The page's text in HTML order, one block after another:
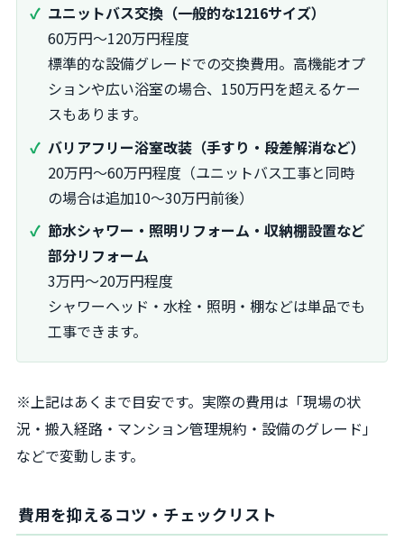
ユニットバス交換（一般的な1216サイズ）
60万円〜120万円程度
標準的な設備グレードでの交換費用。高機能オプ
ションや広い浴室の場合、150万円を超えるケー
スもあります。
バリアフリー浴室改装（手すり・段差解消など）
20万円〜60万円程度（ユニットバス工事と同時
の場合は追加10〜30万円前後）
節水シャワー・照明リフォーム・収納棚設置など
部分リフォーム
3万円〜20万円程度
シャワーヘッド・水栓・照明・棚などは単品でも
工事できます。
※上記はあくまで目安です。実際の費用は「現場の状
況・搬入経路・マンション管理規約・設備のグレード」
などで変動します。
費用を抑えるコツ・チェックリスト